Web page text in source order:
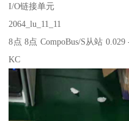
I/O链接单元
2064_lu_11_11
8点 8点 CompoBus/S从站 0.029
KC